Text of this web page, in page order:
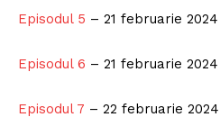
Episodul 5 – 21 februarie 2024
Episodul 6 – 21 februarie 2024
Episodul 7 – 22 februarie 2024